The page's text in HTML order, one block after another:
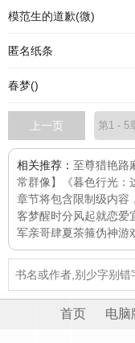
模范生的道歉(微)
匿名纸条
春梦()
上一页
相关推荐： 至尊猎艳路
常群像】
《暮色行光
章节将包含限制级内容
客梦醒时分 风起就恋爱
军亲哥肆夏茶箍伪神游
首页 电脑